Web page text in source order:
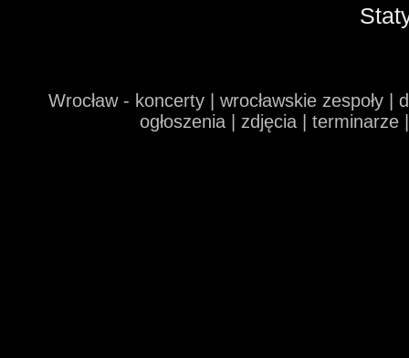
Wrocław - koncerty | wrocławskie zespoły
ogłoszenia | zdjęcia |